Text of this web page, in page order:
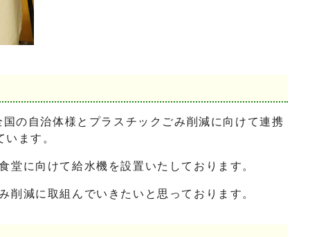
の自治体様とプラスチックごみ削減に向けて連携
ます。
に向けて給水機を設置いたしております。
減に取組んでいきたいと思っております。